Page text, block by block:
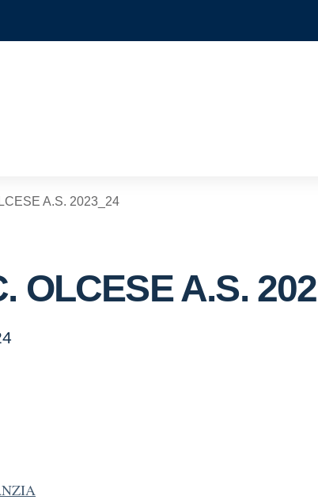
A.S. 2023_24
OLCESE A.S.